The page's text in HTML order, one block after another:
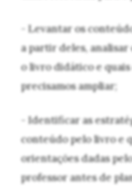
- Levantar os
a partir deles,
o livro didático e
precisamos ampliar;
- Identificar as
conteúdo pelo livro e
orientações dadas
professor antes de